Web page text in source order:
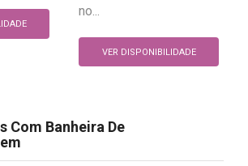
no...
VER DISPONIBILIDADE
Com Banheira De